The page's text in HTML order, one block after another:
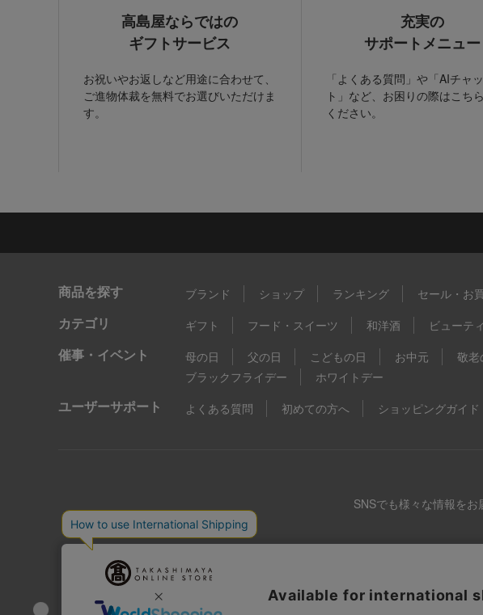
高島屋ならではの
ギフトサービス
お祝いやお返しなど用途に合わせて、
ご進物体裁を無料でお選びいただけま
す。
充実の
サポートメニュー
「よくある質問」や「AIチャ
ト」など、お困りの際はこち
ください。
商品を探す ブランド ショップ ランキング セール・お
カテゴリ ギフト フード・スイーツ 和洋酒 ビューテ
催事・イベント 母の日 父の日 こどもの日 お中元 敬老
ブラックフライデー
ホワイトデー
ユーザーサポート よくある質問 初めての方へ ショッピングガイド
SNSでも様々な情報をお